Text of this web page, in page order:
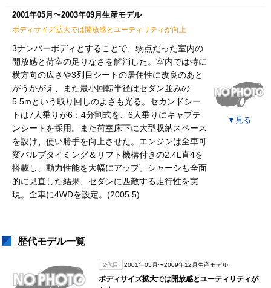
2001年05月〜2003年09月生産モデル
ボディサイズ拡大では開放感とユーティリティが向上
3ナンバーボディとすることで、弱点だった室内の
開放感と荷室の足りなさを解消した。室内では特に
横方向の広さや3列目シートの居住性に改良のあと
がうかがえ、また最小回転半径はセダン並みの
5.5mという取り回しのよさも光る。セカンドシー
トは7人乗りが6：4分割式を、6人乗りにキャプテ
ンシートを採用。また荷室床下に大型収納スペース
を設け、使い勝手を向上させた。エンジンは全車可
変バルブタイミング＆リフト機構付きの2.4L直4を
搭載し、動力性能を大幅にアップ。シャーシも全面
的に見直した結果、セダンに匹敵する走行性を実
現。全車に4WDを設定。(2005.5)
▼ 見る
歴代モデル一覧
2代目 2001年05月〜2009年12月生産モデル
ボディサイズ拡大では開放感とユーティリティが